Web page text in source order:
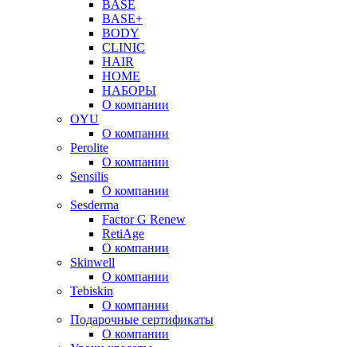
BASE
BASE+
BODY
CLINIC
HAIR
HOME
НАБОРЫ
О компании
OYU
О компании
Perolite
О компании
Sensilis
О компании
Sesderma
Factor G Renew
RetiAge
О компании
Skinwell
О компании
Tebiskin
О компании
Подарочные сертификаты
О компании